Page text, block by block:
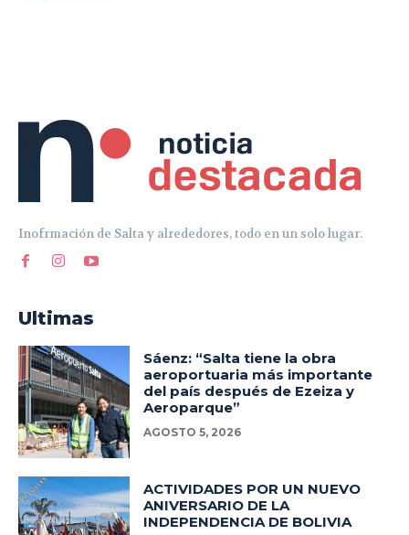
Inofrmación de Salta y alrededores, todo en un solo lugar.
Ultimas
Sáenz: “Salta tiene la obra
aeroportuaria más importante
del país después de Ezeiza y
Aeroparque”
AGOSTO 5, 2026
ACTIVIDADES POR UN NUEVO
ANIVERSARIO DE LA
INDEPENDENCIA DE BOLIVIA